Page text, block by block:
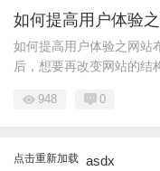
如何提高用户体验
如何提高用户体验之网站
后，想要再改变网站的结
948 0
点击重新加载 asdx